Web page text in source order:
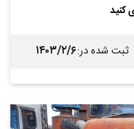
کنید
ثبت شده در:۱۴۰۳/۲/۶